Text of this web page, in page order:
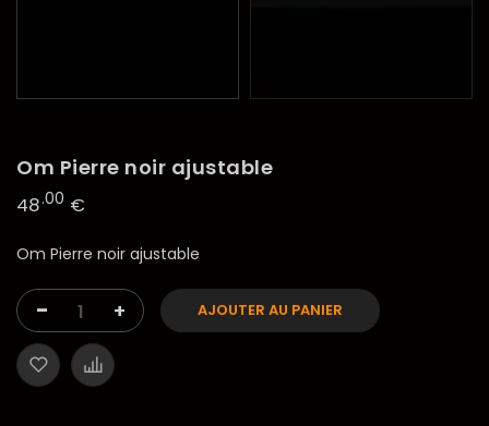
Om Pierre noir ajustable
48.00 €
Om Pierre noir ajustable
- + AJOUTER AU PANIER